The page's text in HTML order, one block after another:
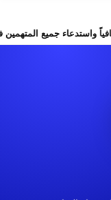
الصحراء” استئنافياً